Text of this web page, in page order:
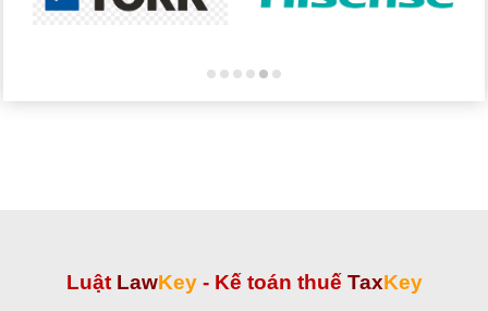
Luật LawKey - Kế toán thuế TaxKey